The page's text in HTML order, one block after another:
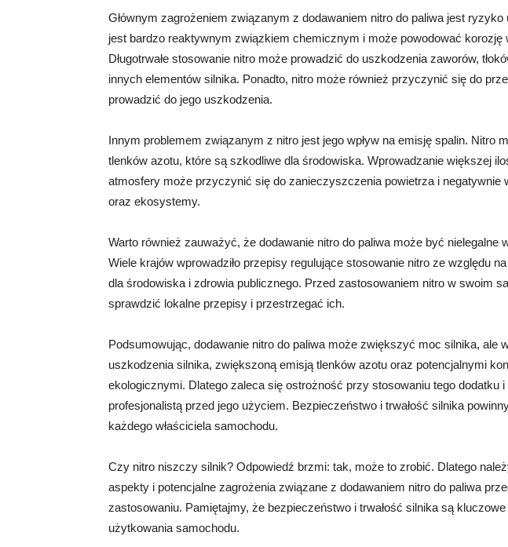
Głównym zagrożeniem związanym z dodawaniem nitro do paliwa jest
jest bardzo reaktywnym związkiem chemicznym i może powodować korozję
Długotrwałe stosowanie nitro może prowadzić do uszkodzenia zaworów,
innych elementów silnika. Ponadto, nitro może również przyczynić się do
prowadzić do jego uszkodzenia.
Innym problemem związanym z nitro jest jego wpływ na emisję spalin. Nitro
tlenków azotu, które są szkodliwe dla środowiska. Wprowadzanie większej
atmosfery może przyczynić się do zanieczyszczenia powietrza i negatywnie
oraz ekosystemy.
Warto również zauważyć, że dodawanie nitro do paliwa może być nielegalne
Wiele krajów wprowadziło przepisy regulujące stosowanie nitro ze względu
dla środowiska i zdrowia publicznego. Przed zastosowaniem nitro w swoim
sprawdzić lokalne przepisy i przestrzegać ich.
Podsumowując, dodawanie nitro do paliwa może zwiększyć moc silnika, ale
uszkodzenia silnika, zwiększoną emisją tlenków azotu oraz potencjalnymi
ekologicznymi. Dlatego zaleca się ostrożność przy stosowaniu tego dodatku
profesjonalistą przed jego użyciem. Bezpieczeństwo i trwałość silnika
każdego właściciela samochodu.
Czy nitro niszczy silnik? Odpowiedź brzmi: tak, może to zrobić. Dlatego
aspekty i potencjalne zagrożenia związane z dodawaniem nitro do paliwa
zastosowaniu. Pamiętajmy, że bezpieczeństwo i trwałość silnika są kluczowe
użytkowania samochodu.